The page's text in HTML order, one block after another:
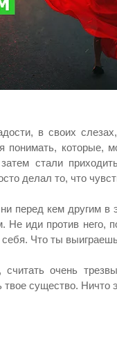
в своих
понимать, которые,
стали
делал то, что
перед кем другим в
иди против него,
Что ты
очень
твое существо. Ничто